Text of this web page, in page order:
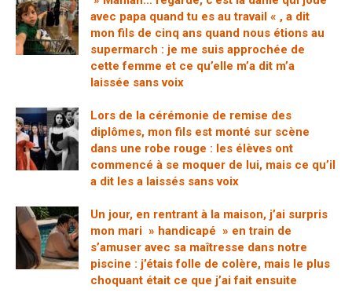
avec papa quand tu es au travail « , a dit
mon fils de cinq ans quand nous étions au
supermarch : je me suis approchée de
cette femme et ce qu’elle m’a dit m’a
laissée sans voix
Lors de la cérémonie de remise des
diplômes, mon fils est monté sur scène
dans une robe rouge : les élèves ont
commencé à se moquer de lui, mais ce qu’il
a dit les a laissés sans voix
Un jour, en rentrant à la maison, j’ai surpris
mon mari » handicapé » en train de
s’amuser avec sa maîtresse dans notre
piscine : j’étais folle de colère, mais le plus
choquant était ce que j’ai fait ensuite